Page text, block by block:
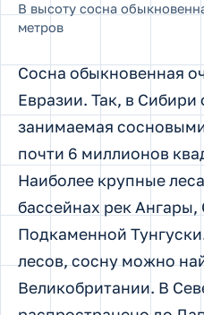
В высоту сосна
метров
Сосна обыкновенная
Евразии. Так, в
занимаемая
почти 6 миллионов
Наиболее крупные
бассейнах рек
Подкаменной
лесов, сосну можно
Великобритании. В